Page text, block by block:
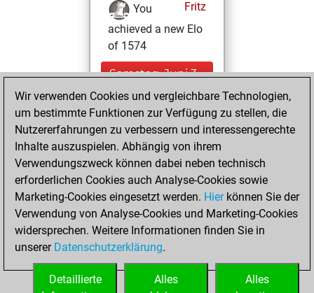
Fritz
You
achieved a new Elo
of 1574
Samstag, Juni 3,
2023
You created
your Fritz account
Fritz
Samstag,
Juli 3, 2021
You played 1
slow games
Play
You scored +0
=0 -1 in slow games
Wir verwenden Cookies und vergleichbare Technologien,
um bestimmte Funktionen zur Verfügung zu stellen, die
Nutzererfahrungen zu verbessern und interessengerechte
Inhalte auszuspielen. Abhängig von ihrem
Verwendungszweck können dabei neben technisch
erforderlichen Cookies auch Analyse-Cookies sowie
Marketing-Cookies eingesetzt werden. Hierkönnen Sie der
Verwendung von Analyse-Cookies und Marketing-Cookies
widersprechen. Weitere Informationen finden Sie in
unserer Datenschutzerklärung.
Alles
Alles
Detaillierte